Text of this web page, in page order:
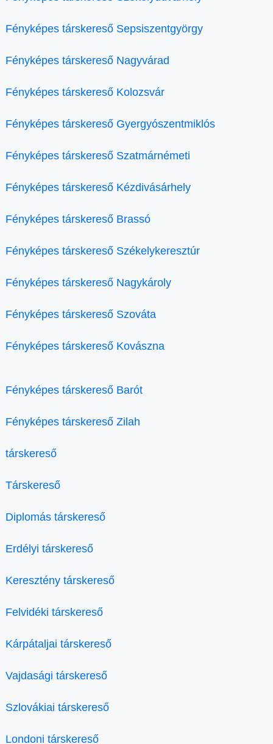
Fényképes társkereső Sepsiszentgyörgy
Fényképes társkereső Nagyvárad
Fényképes társkereső Kolozsvár
Fényképes társkereső Gyergyószentmiklós
Fényképes társkereső Szatmárnémeti
Fényképes társkereső Kézdivásárhely
Fényképes társkereső Brassó
Fényképes társkereső Székelykeresztúr
Fényképes társkereső Nagykároly
Fényképes társkereső Szováta
Fényképes társkereső Kovászna
Fényképes társkereső Barót
Fényképes társkereső Zilah
társkereső
Társkereső
Diplomás társkereső
Erdélyi társkereső
Keresztény társkereső
Felvidéki társkereső
Kárpátaljai társkereső
Vajdasági társkereső
Szlovákiai társkereső
Londoni társkereső